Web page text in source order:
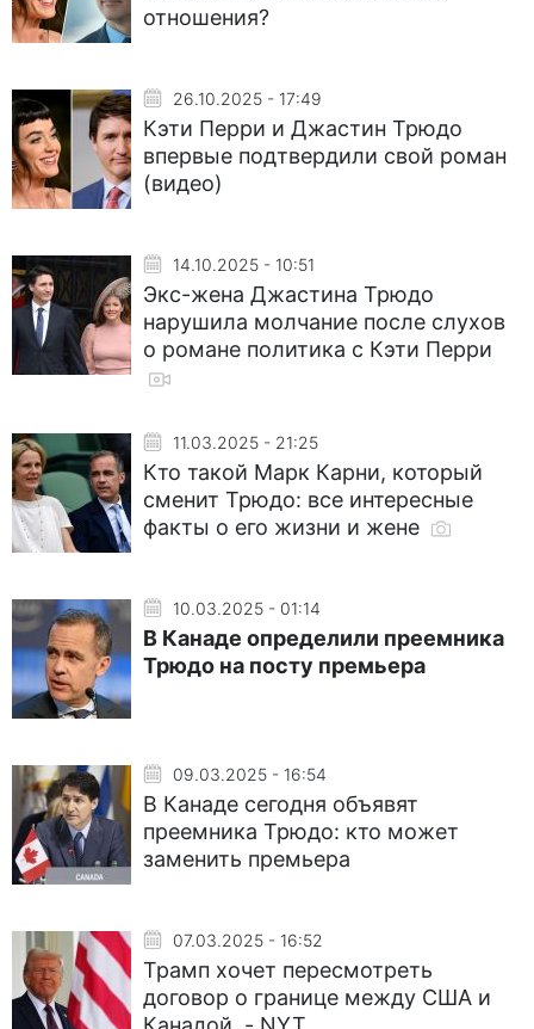
отношения?
26.10.2025 - 17:49
Кэти Перри и Джастин Трюдо
впервые подтвердили свой роман
(видео)
14.10.2025 - 10:51
Экс-жена Джастина Трюдо
нарушила молчание после слухов
о романе политика с Кэти Перри
11.03.2025 - 21:25
Кто такой Марк Карни, который
сменит Трюдо: все интересные
факты о его жизни и жене
10.03.2025 - 01:14
В Канаде определили преемника
Трюдо на посту премьера
09.03.2025 - 16:54
В Канаде сегодня объявят
преемника Трюдо: кто может
заменить премьера
07.03.2025 - 16:52
Трамп хочет пересмотреть
договор о границе между США и